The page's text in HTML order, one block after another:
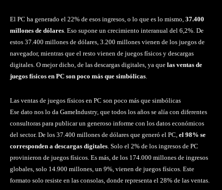
El PC ha generado el 22% de esos ingresos, o lo que es lo mismo, 37.400
millones de dólares . Eso supone un crecimiento interanual del 6,2%. De
estos 37.400 millones de dólares, 3.200 millones vienen de los juegos de
navegador, mientras que el resto vienen de juegos físicos y descargas
digitales. O mejor dicho, de las descargas digitales, ya que las ventas de
juegos físicos en PC son poco más que simbólicas
Las ventas de juegos físicos en PC son poco más que simbólicas
Ese dato nos lo da GameIndustry, que todos los años se alía con diferentes
consultoras para publicar un generoso informe con los datos económicos
del sector. De los 37.400 millones de dólares que generó el PC, el 98% se
corresponden a descargas digitales . Solo el 2% de los ingresos de PC
provinieron de juegos físicos. Es más, de los 174.000 millones de ingresos
globales, solo 14.900 millones, un 9%, vienen de juegos físicos. Este
formato solo resiste en las consolas, donde representa el 28% de las ventas.